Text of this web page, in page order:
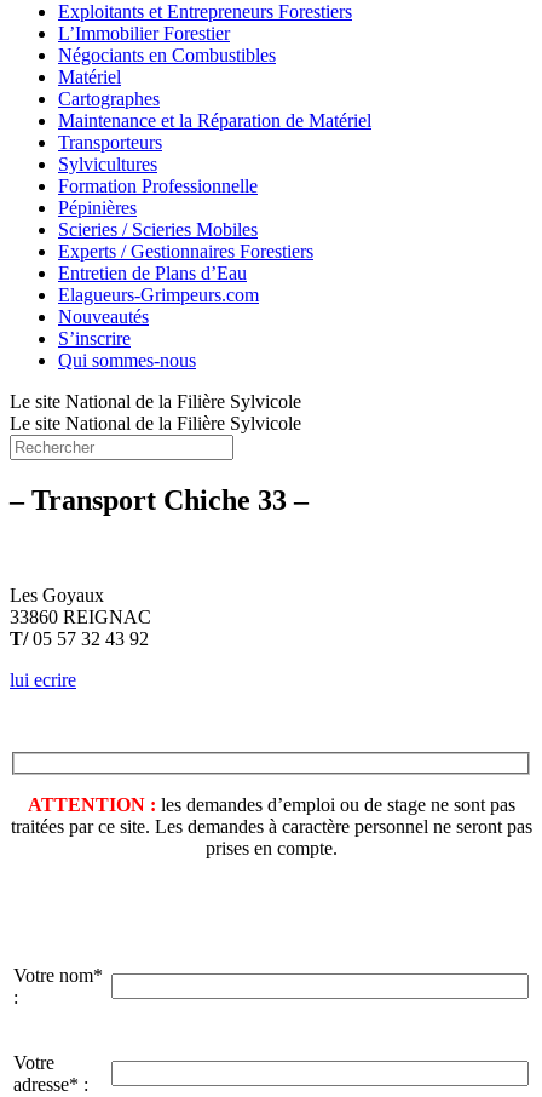
Exploitants et Entrepreneurs Forestiers
L’Immobilier Forestier
Négociants en Combustibles
Matériel
Cartographes
Maintenance et la Réparation de Matériel
Transporteurs
Sylvicultures
Formation Professionnelle
Pépinières
Scieries / Scieries Mobiles
Experts / Gestionnaires Forestiers
Entretien de Plans d’Eau
Elagueurs-Grimpeurs.com
Nouveautés
S’inscrire
Qui sommes-nous
Le site National de la Filière Sylvicole
Le site National de la Filière Sylvicole
– Transport Chiche 33 –
Les Goyaux
33860 REIGNAC
T/05 57 32 43 92
lui ecrire
ATTENTION : les demandes d’emploi ou de stage ne sont pas
traitées par ce site. Les demandes à caractère personnel ne seront pas
prises en compte.
Votre nom*
:
Votre
adresse* :